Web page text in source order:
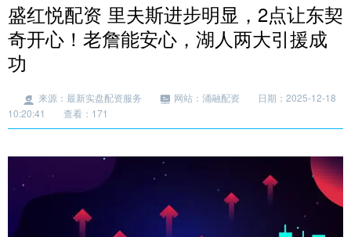
盛红悦配资 里夫斯进步明显，2点让东契
奇开心！老詹能安心，湖人两大引援成
功
来源：最新实盘配资服务 网站：涌融配资
日期：2025-12-18
10:20:41
查看：171